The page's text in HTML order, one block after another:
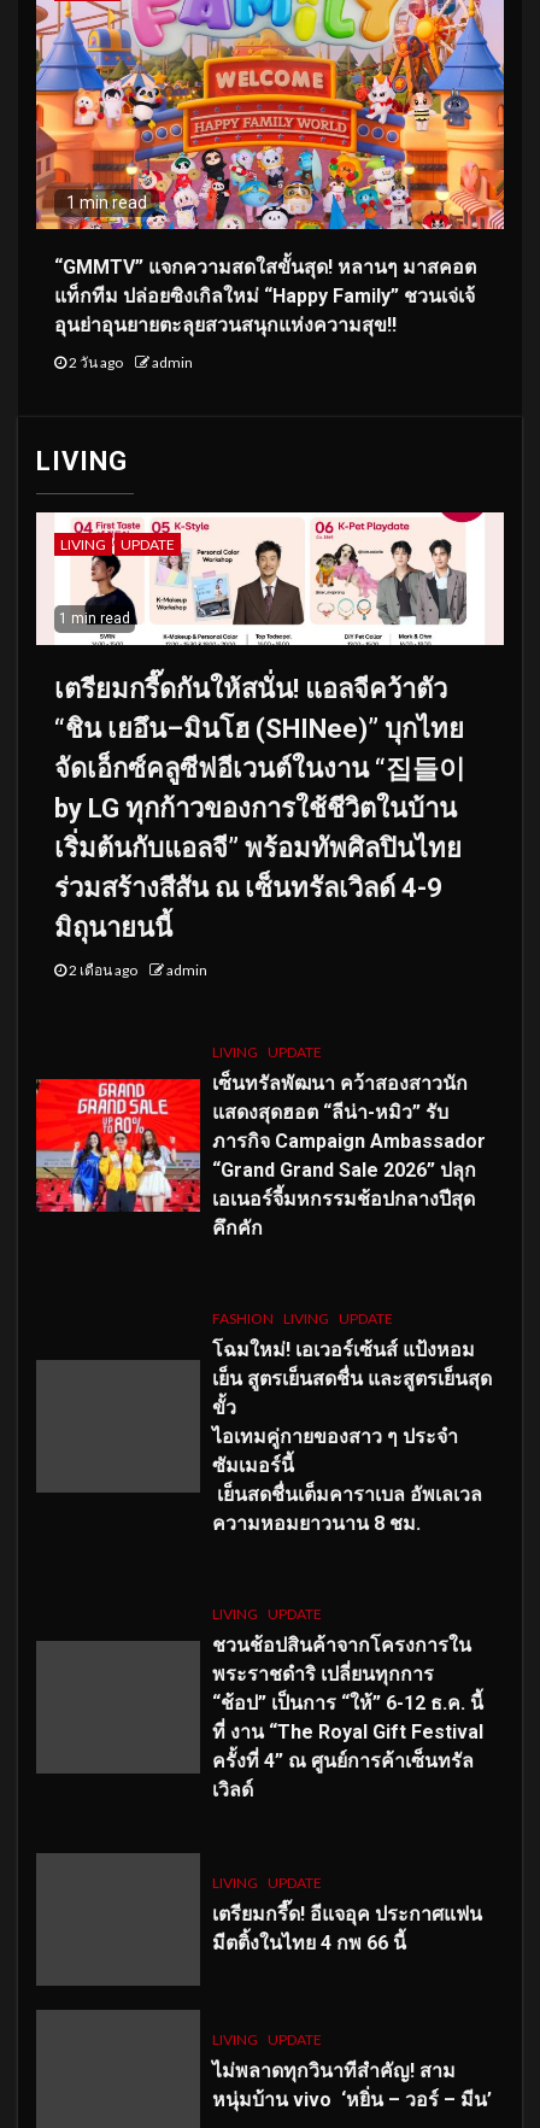
1 min read
“GMMTV” แจกความสดใสขั้นสุด! หลานๆ มาสคอต
แท็กทีม ปล่อยซิงเกิลใหม่ “Happy Family” ชวนเจ่เจ้
อุนย่าอุนยายตะลุยสวนสนุกแห่งความสุข!!
2 วัน ago admin
LIVING
LIVING UPDATE
1 min read
เตรียมกรี๊ดกันให้สนั่น! แอลจีคว้าตัว
“ชิน เยอึน–มินโฮ (SHINee)” บุกไทย
จัดเอ็กซ์คลูซีฟอีเวนต์ในงาน “집들이
by LG ทุกก้าวของการใช้ชีวิตในบ้าน
เริ่มต้นกับแอลจี” พร้อมทัพศิลปินไทย
ร่วมสร้างสีสัน ณ เซ็นทรัลเวิลด์ 4-9
มิถุนายนนี้
2 เดือน ago admin
LIVING UPDATE
เซ็นทรัลพัฒนา คว้าสองสาวนัก
แสดงสุดฮอต “ลีน่า-หมิว” รับ
ภารกิจ Campaign Ambassador
“Grand Grand Sale 2026” ปลุก
เอเนอร์จี้มหกรรมช้อปกลางปีสุด
คึกคัก
FASHION LIVING UPDATE
โฉมใหม่! เอเวอร์เซ้นส์ แป้งหอม
เย็น สูตรเย็นสดชื่น และสูตรเย็นสุด
ขั้ว
ไอเทมคู่กายของสาว ๆ ประจำ
ซัมเมอร์นี้
เย็นสดชื่นเต็มคาราเบล อัพเลเวล
ความหอมยาวนาน 8 ชม.
LIVING UPDATE
ชวนช้อปสินค้าจากโครงการใน
พระราชดำริ เปลี่ยนทุกการ
“ช้อป” เป็นการ “ให้” 6-12 ธ.ค. นี้
ที่ งาน “The Royal Gift Festival
ครั้งที่ 4” ณ ศูนย์การค้าเซ็นทรัล
เวิลด์
LIVING UPDATE
เตรียมกรี๊ด! อีแจอุค ประกาศแฟน
มีตติ้งในไทย 4 กพ 66 นี้
LIVING UPDATE
ไม่พลาดทุกวินาทีสำคัญ! สาม
หนุ่มบ้าน vivo ‘หยิ่น – วอร์ – มีน’